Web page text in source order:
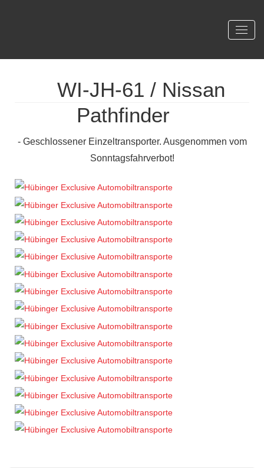
WI-JH-61 / Nissan
Pathfinder
- Geschlossener Einzeltransporter. Ausgenommen vom
Sonntagsfahrverbot!